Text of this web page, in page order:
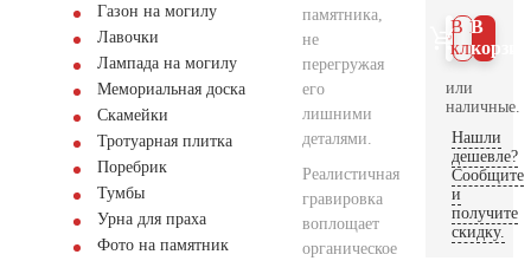
Газон на могилу
Лавочки
Лампада на могилу
Мемориальная доска
Скамейки
Тротуарная плитка
Поребрик
Тумбы
Урна для праха
Фото на памятник
памятника,
не
перегружая
его
лишними
деталями.
Реалистичная
гравировка
воплощает
органическое
В
В 1
клик
или
наличные.
Нашли
дешевле?
Сообщите
и
получите
скидку.